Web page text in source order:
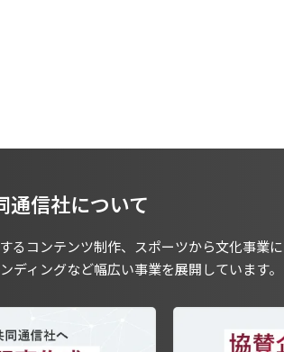
通信社について
コンテンツ制作、スポーツから文化事業
ディングなど幅広い事業を展開しています。